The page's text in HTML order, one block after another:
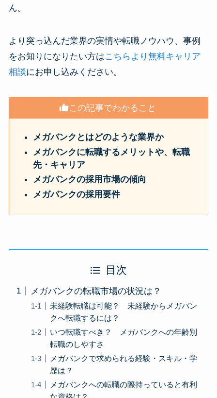
ん。
より突っ込んだ業界の実情や転職ノウハウ、事例
をお知りになりたい方はこちらより無料キャリア
相談にお申し込みください。
この記事でわかること
メガバンクとはどのような業界か
メガバンクに転職するメリットや、転職
先・キャリア
メガバンクの採用市場の傾向
メガバンクの採用要件
目次
メガバンクの転職市場の状況は？
未経験転職は可能？ 未経験からメガバン
クへ転職するには？
いつ転職すべき？ メガバンクへの年齢別
転職のしやすさ
メガバンクで求められる経験・スキル・学
歴は？
メガバンクへの転職の際持っていると有利